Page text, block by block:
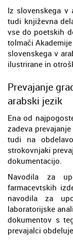
Iz slovenskega v
tudi književna
vse do poetskih
tolmači
slovenskega v
ilustrirane in
Prevajanje
arabski jezik
Ena od
zadeva
tudi na
strokovnjaki
dokumentacijo.
Navodila za
farmacevtskih
navodila za
laboratorijske
dokumentov s
prevajalci